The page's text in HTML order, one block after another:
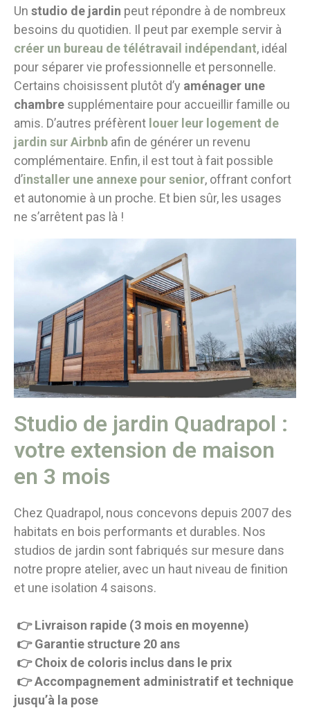
Un studio de jardin peut répondre à de nombreux
besoins du quotidien. Il peut par exemple servir à
créer un bureau de télétravail indépendant, idéal
pour séparer vie professionnelle et personnelle.
Certains choisissent plutôt d’y aménager une
chambre supplémentaire pour accueillir famille ou
amis. D’autres préfèrent louer leur logement de
jardin sur Airbnb afin de générer un revenu
complémentaire. Enfin, il est tout à fait possible
d’installer une annexe pour senior, offrant confort
et autonomie à un proche. Et bien sûr, les usages
ne s’arrêtent pas là !
Studio de jardin Quadrapol :
votre extension de maison
en 3 mois
Chez Quadrapol, nous concevons depuis 2007 des
habitats en bois performants et durables. Nos
studios de jardin sont fabriqués sur mesure dans
notre propre atelier, avec un haut niveau de finition
et une isolation 4 saisons.
👉 Livraison rapide (3 mois en moyenne)
👉 Garantie structure 20 ans
👉 Choix de coloris inclus dans le prix
👉 Accompagnement administratif et technique
jusqu’à la pose